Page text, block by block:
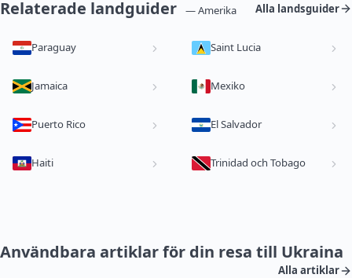
Relaterade landguider — Amerika Alla landsguider
Paraguay Saint Lucia
Jamaica Mexiko
Puerto Rico El Salvador
Haiti Trinidad och Tobago
Användbara artiklar för din resa till Ukraina
Alla artiklar